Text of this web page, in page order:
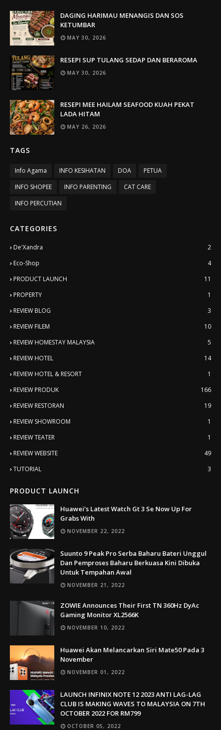
DAGING HARIMAU MENANGIS DAN SOS
KETUMBAR
MAY 30, 2026
RESEPI SUP TULANG SEDAP DAN BERAROMA
MAY 30, 2026
RESEPI MEE HAILAM SEAFOOD KUAH PEKAT
LADA HITAM
MAY 26, 2026
TAGS
Info Agama INFO KESIHATAN DOA
PETUA
INFO SHOPEE
INFO PARENTING
CAT CARE
INFO PERCUTIAN
CATEGORIES
De'Xandra
2
Eco-Shop
4
PRODUCT LAUNCH
11
PROPERTY
1
REVIEW BLOG
3
REVIEW FILEM
10
REVIEW HOMESTAY MALAYSIA
5
REVIEW HOTEL
14
REVIEW HOTEL & RESORT
1
REVIEW PRODUK
166
REVIEW RESTORAN
19
REVIEW SHOWROOM
1
REVIEW TEATER
1
REVIEW WEBSITE
49
TUTORIAL
3
PRODUCT LAUNCH
Huawei’s Latest Watch Gt 3 Se Now Up For
Grabs With
NOVEMBER 22, 2022
Suunto 9 Peak Pro Serba Baharu Bateri Unggul
Dan Pemproses Baharu Berkuasa Kini Dibuka
Untuk Tempahan Awal
NOVEMBER 21, 2022
ZOWIE Announces Their First TN 360Hz DyAc
Gaming Monitor XL2566K
NOVEMBER 10, 2022
Huawei Akan Melancarkan Siri Mate50 Pada 3
November
NOVEMBER 01, 2022
LAUNCH INFINIX NOTE 12 2023 ANTI LAG-LAG
CLUB IS MAKING WAVES TO MALAYSIA ON 7TH
OCTOBER 2022 FOR RM799
OCTOBER 05, 2022